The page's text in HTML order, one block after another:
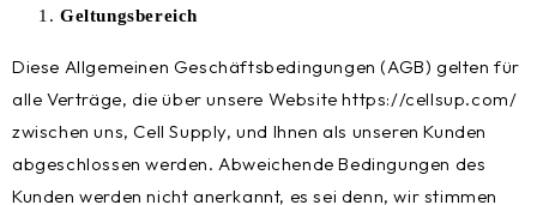
Geltungsbereich
Diese Allgemeinen Geschäftsbedingungen (AGB) gelten für
alle Verträge, die über unsere Website https://cellsup.com/
zwischen uns, Cell Supply, und Ihnen als unseren Kunden
abgeschlossen werden. Abweichende Bedingungen des
Kunden werden nicht anerkannt, es sei denn, wir stimmen